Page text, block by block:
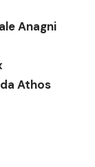
Anagni
Athos